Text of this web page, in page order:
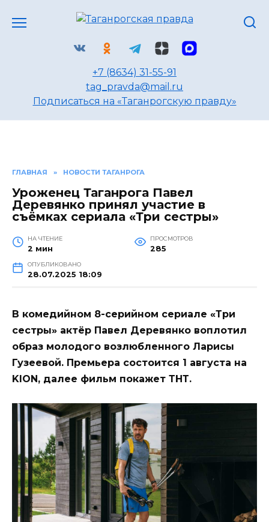
+7 (8634) 31-55-91
tag_pravda@mail.ru
Подписаться на «Таганрогскую правду»
ГЛАВНАЯ » НОВОСТИ ТАГАНРОГА
Уроженец Таганрога Павел
Деревянко принял участие в
съёмках сериала «Три сестры»
НА ЧТЕНИЕ
2 мин
ПРОСМОТРОВ
285
ОПУБЛИКОВАНО
28.07.2025 18:09
В комедийном 8-серийном сериале «Три
сестры» актёр Павел Деревянко воплотил
образ молодого возлюбленного Ларисы
Гузеевой. Премьера состоится 1 августа на
KION, далее фильм покажет ТНТ.